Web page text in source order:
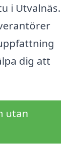
i Utvalnäs.
dig att
utan